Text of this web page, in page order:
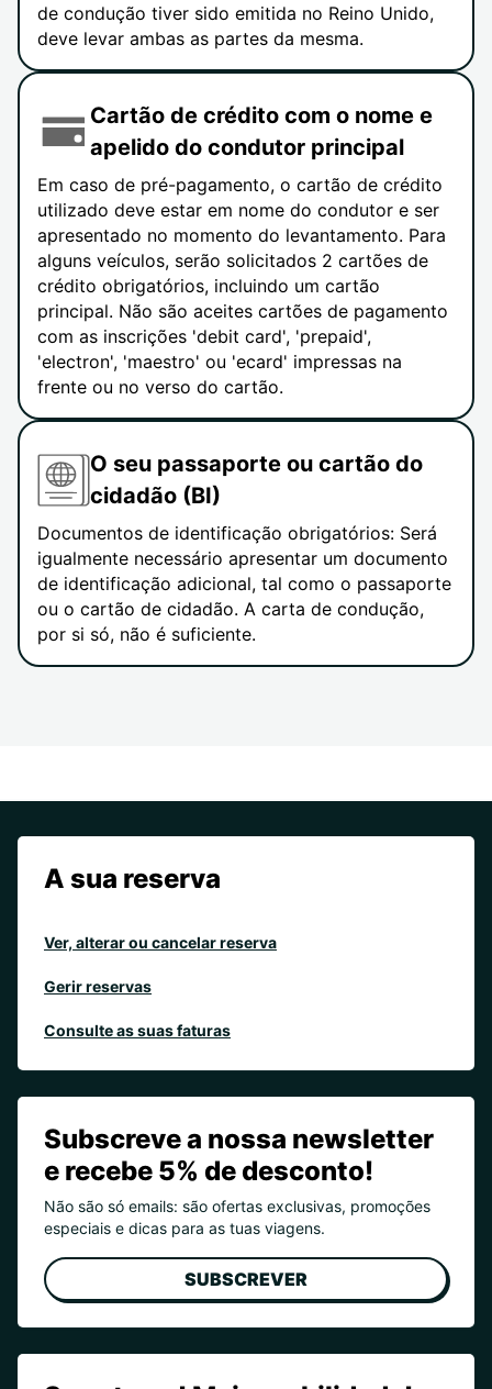
de condução tiver sido emitida no Reino Unido,
deve levar ambas as partes da mesma.
Cartão de crédito com o nome e
apelido do condutor principal
Em caso de pré-pagamento, o cartão de crédito
utilizado deve estar em nome do condutor e ser
apresentado no momento do levantamento. Para
alguns veículos, serão solicitados 2 cartões de
crédito obrigatórios, incluindo um cartão
principal. Não são aceites cartões de pagamento
com as inscrições 'debit card', 'prepaid',
'electron', 'maestro' ou 'ecard' impressas na
frente ou no verso do cartão.
O seu passaporte ou cartão do
cidadão (BI)
Documentos de identificação obrigatórios: Será
igualmente necessário apresentar um documento
de identificação adicional, tal como o passaporte
ou o cartão de cidadão. A carta de condução,
por si só, não é suficiente.
A sua reserva
Ver, alterar ou cancelar reserva
Gerir reservas
Consulte as suas faturas
Subscreve a nossa newsletter
e recebe 5% de desconto!
Não são só emails: são ofertas exclusivas, promoções
especiais e dicas para as tuas viagens.
SUBSCREVER